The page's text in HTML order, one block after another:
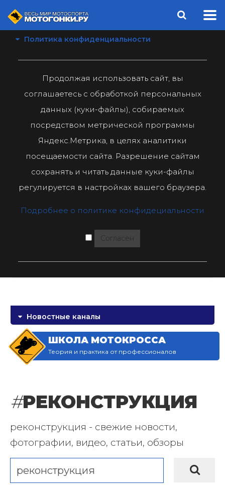
Политика конфиденциальности
Продолжая использовать сайт, вы
соглашаетесь с обработкой персональных
данных (куки-файлы), собираемых
посредством метрической программы
Яндекс.Метрика, в целях аналитики
посещаемости сайта. Разрешение сайтам
сохранять и читать данные куки-файлы
регулируется в настройках вашего браузера.
Подробнее о политике конфидециальности
Согласен
Новостные каналы
ШКОЛА МОТОКРОССА
Теория и практика от профессионалов
#РЕКОНСТРУКЦИЯ
реконструкция - свежие новости,
фотографии, видео, статьи, обзоры